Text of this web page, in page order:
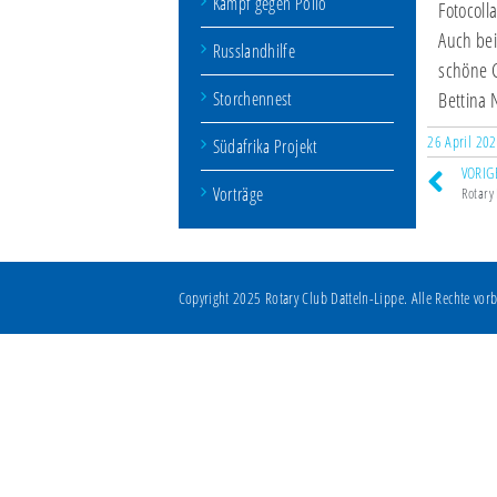
Russlandhilfe
Storchennest
Südafrika Projekt
Vorträge
Auch
schöne
Bettina
26 April
Copyright 2025 Rotary Club Datteln-Lippe. Alle Rechte